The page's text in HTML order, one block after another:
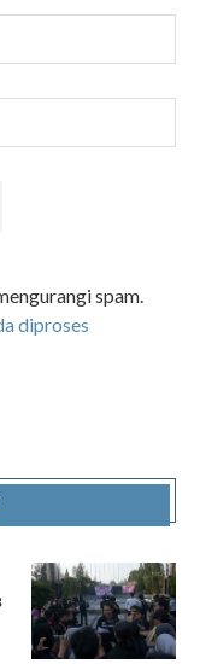
spam.
diproses